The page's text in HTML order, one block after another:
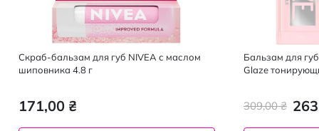
Скраб-бальзам для губ NIVEA с маслом
шиповника 4.8 г
171,00 ₴
Бальзам для
Glaze
309,00 ₴